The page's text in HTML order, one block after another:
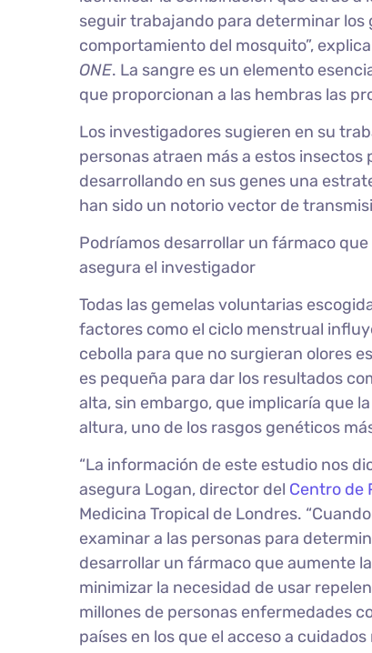
seguir trabajando para determinar los
comportamiento del mosquito”,
ONE. La sangre es un elemento
que proporcionan a las hembras las
Los investigadores sugieren en su
personas atraen más a estos
desarrollando en sus genes una
han sido un notorio vector de
Podríamos desarrollar un fármaco
asegura el investigador
Todas las gemelas voluntarias
factores como el ciclo menstrual
cebolla para que no surgieran olores
es pequeña para dar los resultados
alta, sin embargo, que implicaría que
altura, uno de los rasgos genéticos
“La información de este estudio nos
asegura Logan, director del Centro de
Medicina Tropical de Londres.
examinar a las personas para
desarrollar un fármaco que aumente
minimizar la necesidad de usar
millones de personas enfermedades
países en los que el acceso a